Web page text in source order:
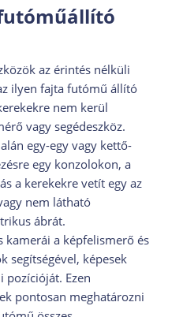
az érintés nélküli
ilyen fajta futómű állító
nem kerül
vagy segédeszköz.
egy-egy vagy kettő-
egy konzolokon, a
a kerekekre vetít egy az
nem látható
ábrát.
a képfelismerő és
segítségével, képesek
pozícióját. Ezen
pontosan meghatározni